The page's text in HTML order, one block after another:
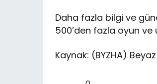
Daha fazla bilgi ve
500’den fazla oyun
Kaynak: (BYZHA)